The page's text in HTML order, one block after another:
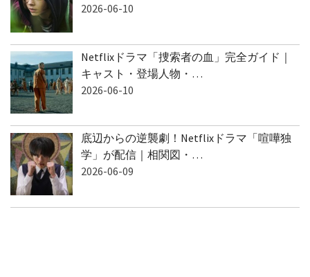
2026-06-10
Netflixドラマ「捜索者の血」完全ガイド｜
キャスト・登場人物・…
2026-06-10
底辺からの逆襲劇！Netflixドラマ「喧嘩独
学」が配信｜相関図・…
2026-06-09